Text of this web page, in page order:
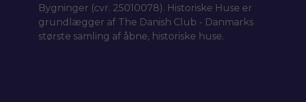
Bygninger (cvr. 25010078). Historiske Huse er
grundlægger af The Danish Club - Danmarks
største samling af åbne, historiske huse.